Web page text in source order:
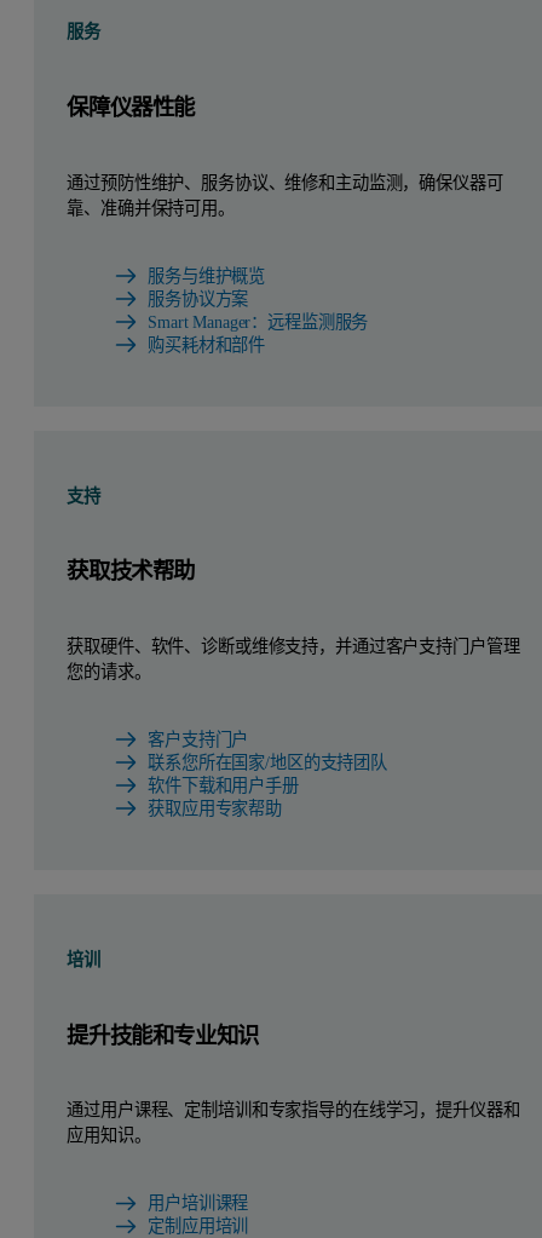
服务
保障仪器性能
通过预防性维护、服务协议、维修和主动监测，确保仪器可
靠、准确并保持可用。
服务与维护概览
服务协议方案
Smart Manager：远程监测服务
购买耗材和部件
支持
获取技术帮助
获取硬件、软件、诊断或维修支持，并通过客户支持门户管理
您的请求。
客户支持门户
联系您所在国家/地区的支持团队
软件下载和用户手册
获取应用专家帮助
培训
提升技能和专业知识
通过用户课程、定制培训和专家指导的在线学习，提升仪器和
应用知识。
用户培训课程
定制应用培训